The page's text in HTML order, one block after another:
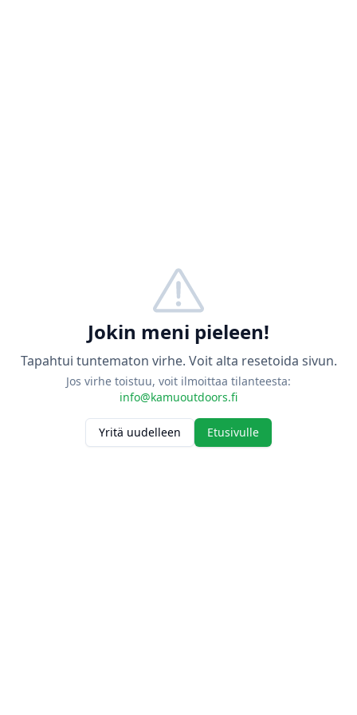
Jokin meni pieleen!
Tapahtui tuntematon virhe. Voit alta resetoida sivun.
Jos virhe toistuu, voit ilmoittaa tilanteesta:
info@kamuoutdoors.fi
Yritä uudelleen Etusivulle